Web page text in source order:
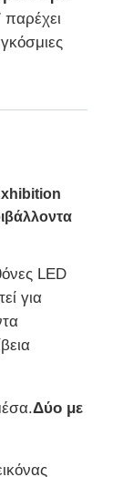
LED
για
Δύο με